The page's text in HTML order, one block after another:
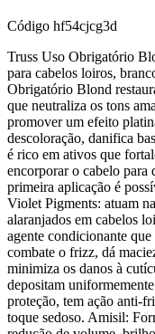
Código hf54cjcg3d
Truss Uso Obrigatório
para cabelos loiros,
Obrigatório Blond
que neutraliza os tons
promover um efeito
descoloração, danifica
é rico em ativos que
encorporar o cabelo para
primeira aplicação é
Violet Pigments: atuam
alaranjados em cabelos
agente condicionante
combate o frizz, dá
minimiza os danos à
depositam
proteção, tem ação anti-
toque sedoso. Amisil: